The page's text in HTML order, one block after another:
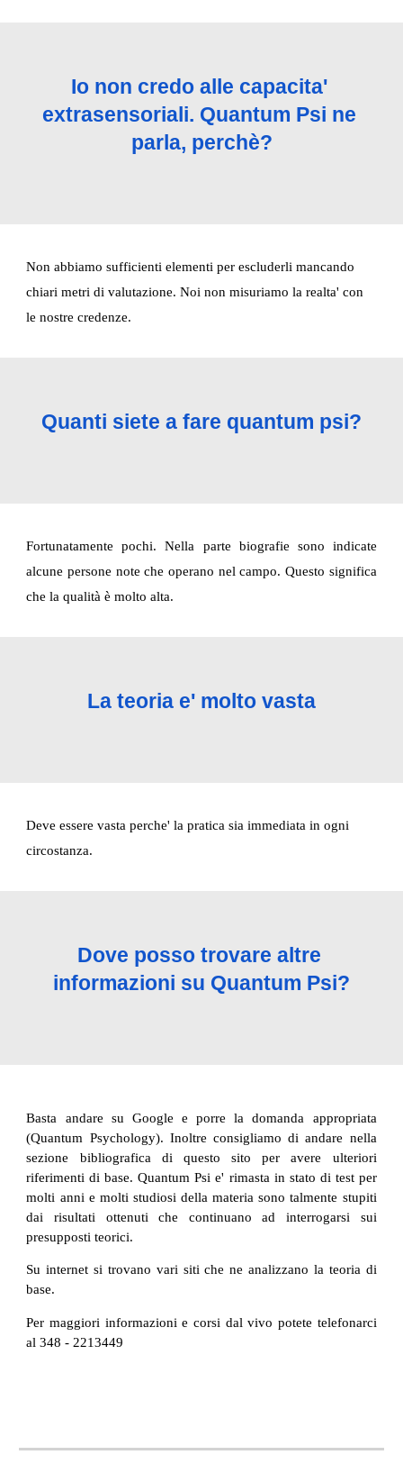
Io non credo alle capacita'
extrasensoriali. Quantum Psi ne
parla, perchè?
Non abbiamo sufficienti elementi per escluderli mancando
chiari metri di valutazione. Noi non misuriamo la realta' con
le nostre credenze.
Quanti siete a fare quantum psi?
Fortunatamente pochi. Nella parte biografie sono indicate
alcune persone note che operano nel campo. Questo significa
che la qualità è molto alta.
La teoria e' molto vasta
Deve essere vasta perche' la pratica sia immediata in ogni
circostanza.
Dove posso trovare altre
informazioni su Quantum Psi?
Basta andare su Google e porre la domanda appropriata
(Quantum Psychology). Inoltre consigliamo di andare nella
sezione bibliografica di questo sito per avere ulteriori
riferimenti di base. Quantum Psi e' rimasta in stato di test per
molti anni e molti studiosi della materia sono talmente stupiti
dai risultati ottenuti che continuano ad interrogarsi sui
presupposti teorici.
Su internet si trovano vari siti che ne analizzano la teoria di
base.
Per maggiori informazioni e corsi dal vivo potete telefonarci
al 348 - 2213449